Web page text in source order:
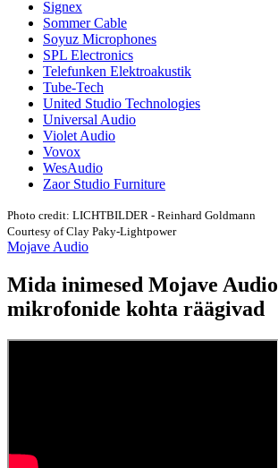
Signex
Sommer Cable
Soyuz Microphones
SPL Electronics
Telefunken Elektroakustik
Tube-Tech
United Studio Technologies
Universal Audio
Violet Audio
Vovox
WesAudio
Zaor Studio Furniture
Photo credit: LICHTBILDER - Reinhard Goldmann
Courtesy of Clay Paky-Lightpower
Mojave Audio
Mida inimesed Mojave Audio
mikrofonide kohta räägivad